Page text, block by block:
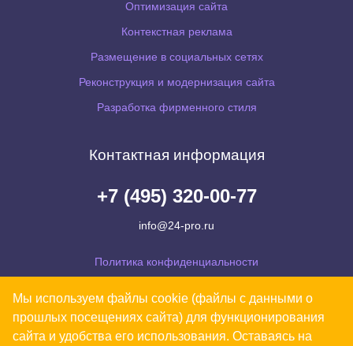
Оптимизация сайта
Контекстная реклама
Размещение в социальных сетях
Реконструкция и модернизация сайта
Разработка фирменного стиля
Контактная информация
+7 (495) 320-00-77
info@24-pro.ru
Политика конфиденциальности
Уведомляем Вас, что Ваши персональные данные обрабатываются на сайте в
целях его функционирования. В случае несогласия, просьба покинуть сайт.
Мы используем файлы cookie (файлы с данными о
прошлых посещениях сайта) для функционирования
сайта и удобства его использования. Оставаясь на